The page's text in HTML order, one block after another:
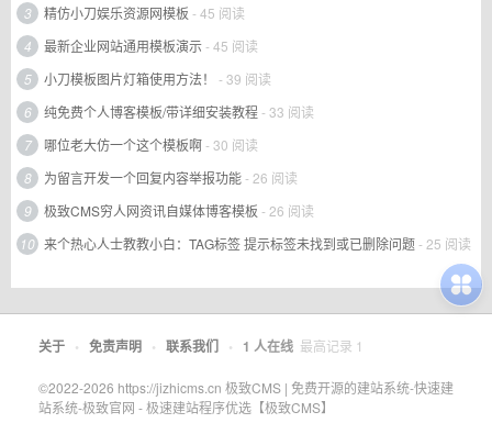
3
精仿小刀娱乐资源网模板 - 45 阅读
4
最新企业网站通用模板演示- 45 阅读
5
小刀模板图片灯箱使用方法！
- 39 阅读
6
纯免费个人博客模板/带详细安装教程- 33 阅读
7
哪位老大仿一个这个模板啊- 30 阅读
8
为留言开发一个回复内容举报功能- 26 阅读
9
极致CMS穷人网资讯自媒体博客模板 - 26 阅读
10 来个热心人士教教小白：TAG标签 提示标签未找到或已删除问题- 25 阅读
关于 • 免责声明 • 联系我们 • 1 人在线 最高记录 1
©2022-2026 https://jizhicms.cn 极致CMS | 免费开源的建站系统-快速建
站系统-极致官网 - 极速建站程序优选【极致CMS】